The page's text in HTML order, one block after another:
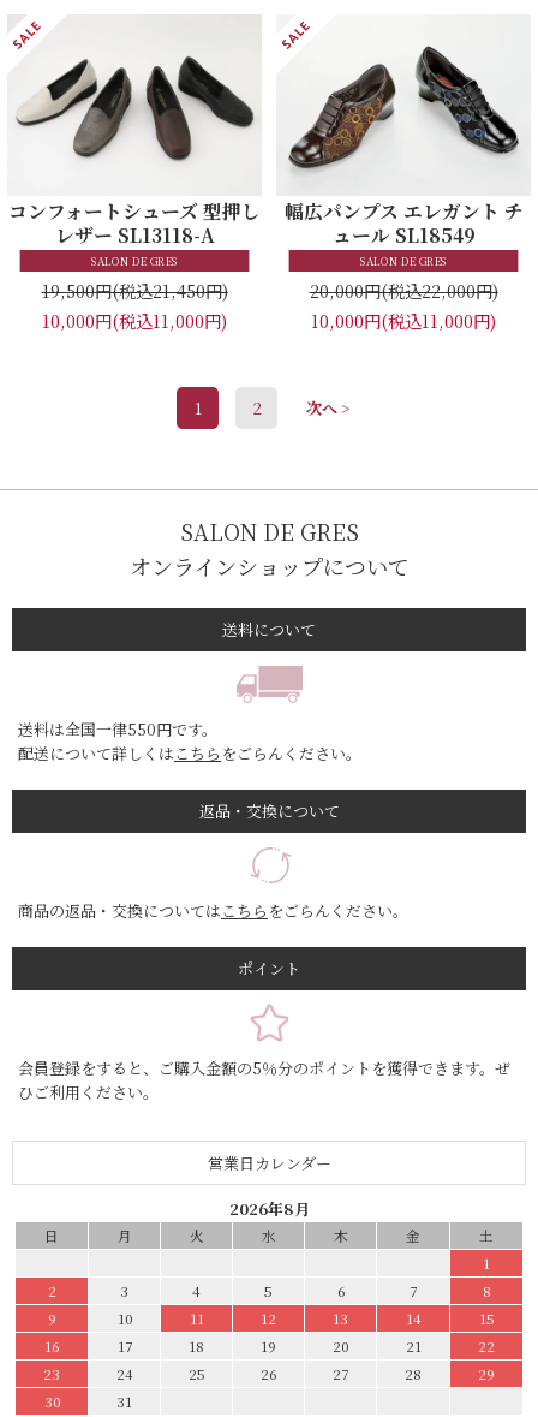
コンフォートシューズ 型押し
レザー SL13118-A
SALON DE GRES
19,500円(税込21,450円)
10,000円(税込11,000円)
幅広パンプス エレガント チ
ュール SL18549
SALON DE GRES
20,000円(税込22,000円)
10,000円(税込11,000円)
1 2 次へ >
SALON DE GRES
オンラインショップについて
送料について
送料は全国一律550円です。
配送について詳しくはこちら をごらんください。
返品・交換について
商品の返品・交換についてはこちら をごらんください。
ポイント
会員登録をすると、ご購入金額の5％分のポイントを獲得できます。ぜ
ひご利用ください。
営業日カレンダー
2026年8月
日 月 火 水 木 金
土
1
2
3 4 5 6 7
8
9
10 11 12 13 14
15
16
17 18 19 20 21
22
23
24 25 26 27 28
29
30
31